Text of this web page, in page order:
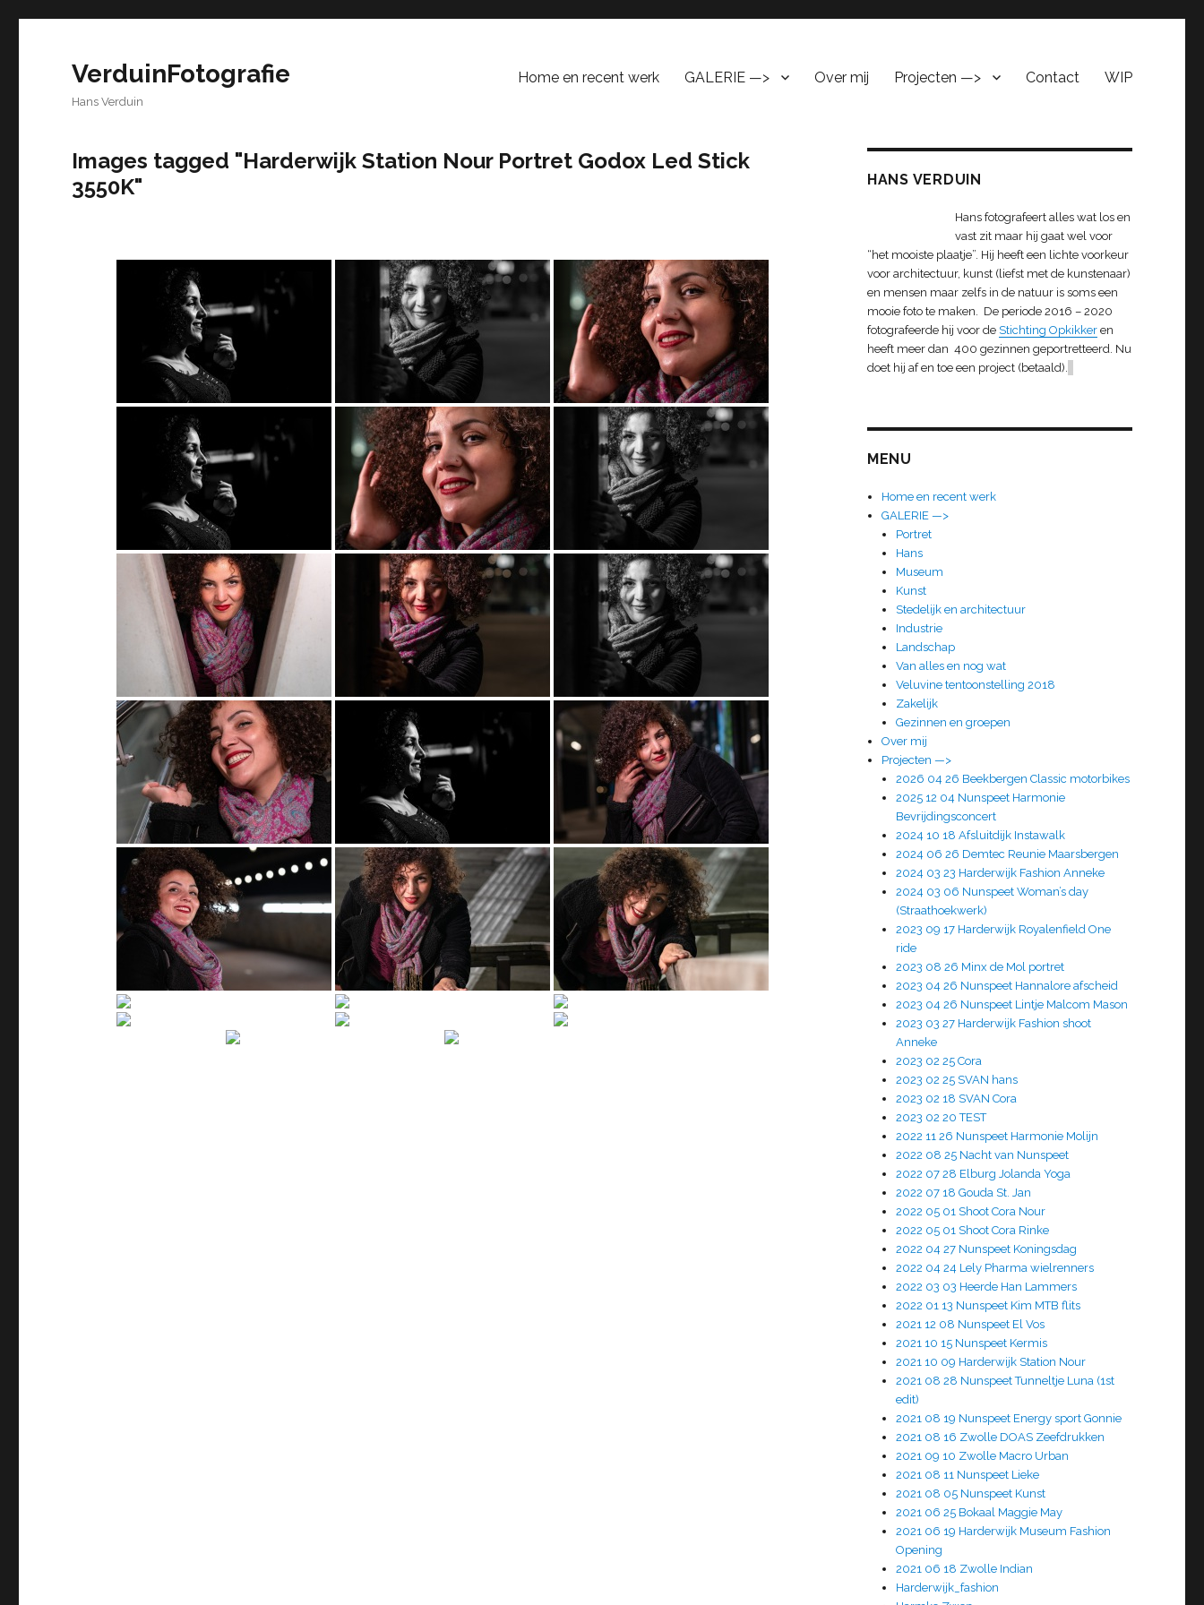
VerduinFotografie
Hans Verduin
Home en recent werk GALERIE —> Over mij Projecten —> Contact WIP
Images tagged "Harderwijk Station Nour Portret Godox Led Stick
3550K"
HANS VERDUIN
Hans fotografeert alles wat los en
vast zit maar hij gaat wel voor
“het mooiste plaatje”. Hij heeft een lichte voorkeur
voor architectuur, kunst (liefst met de kunstenaar)
en mensen maar zelfs in de natuur is soms een
mooie foto te maken. De periode 2016 – 2020
fotografeerde hij voor de Stichting Opkikkeren
heeft meer dan 400 gezinnen geportretteerd. Nu
doet hij af en toe een project (betaald).
MENU
Home en recent werk
GALERIE —>
Portret
Hans
Museum
Kunst
Stedelijk en architectuur
Industrie
Landschap
Van alles en nog wat
Veluvine tentoonstelling 2018
Zakelijk
Gezinnen en groepen
Over mij
Projecten —>
2026 04 26 Beekbergen Classic motorbikes
2025 12 04 Nunspeet Harmonie
Bevrijdingsconcert
2024 10 18 Afsluitdijk Instawalk
2024 06 26 Demtec Reunie Maarsbergen
2024 03 23 Harderwijk Fashion Anneke
2024 03 06 Nunspeet Woman’s day
(Straathoekwerk)
2023 09 17 Harderwijk Royalenfield One
ride
2023 08 26 Minx de Mol portret
2023 04 26 Nunspeet Hannalore afscheid
2023 04 26 Nunspeet Lintje Malcom Mason
2023 03 27 Harderwijk Fashion shoot
Anneke
2023 02 25 Cora
2023 02 25 SVAN hans
2023 02 18 SVAN Cora
2023 02 20 TEST
2022 11 26 Nunspeet Harmonie Molijn
2022 08 25 Nacht van Nunspeet
2022 07 28 Elburg Jolanda Yoga
2022 07 18 Gouda St. Jan
2022 05 01 Shoot Cora Nour
2022 05 01 Shoot Cora Rinke
2022 04 27 Nunspeet Koningsdag
2022 04 24 Lely Pharma wielrenners
2022 03 03 Heerde Han Lammers
2022 01 13 Nunspeet Kim MTB flits
2021 12 08 Nunspeet El Vos
2021 10 15 Nunspeet Kermis
2021 10 09 Harderwijk Station Nour
2021 08 28 Nunspeet Tunneltje Luna (1st
edit)
2021 08 19 Nunspeet Energy sport Gonnie
2021 08 16 Zwolle DOAS Zeefdrukken
2021 09 10 Zwolle Macro Urban
2021 08 11 Nunspeet Lieke
2021 08 05 Nunspeet Kunst
2021 06 25 Bokaal Maggie May
2021 06 19 Harderwijk Museum Fashion
Opening
2021 06 18 Zwolle Indian
Harderwijk_fashion